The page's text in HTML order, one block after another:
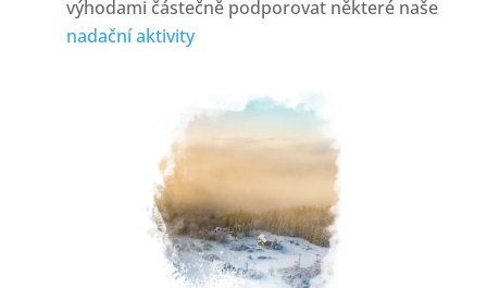
výhodami částečně podporovat některé naše
nadační aktivity